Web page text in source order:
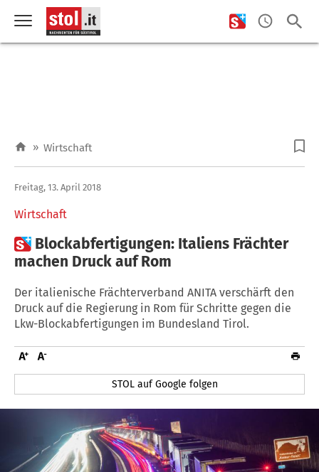
» Wirtschaft
Wirtschaft
Freitag, 13. April 2018
 Blockabfertigungen: Italiens Frächter
machen Druck auf Rom
Der italienische Frächterverband ANITA verschärft den
Druck auf die Regierung in Rom für Schritte gegen die
Lkw-Blockabfertigungen im Bundesland Tirol.
STOL auf Google folgen